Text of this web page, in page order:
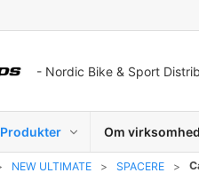
- Nordic Bike & Sport
Produkter Om
NEW ULTIMATE SPACERE